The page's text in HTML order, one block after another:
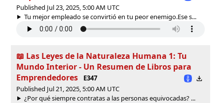
Published Jul 23, 2025, 5:00 AM UTC
Tu mejor empleado se convirtió en tu peor enemigo.Ese s...
📖 Las Leyes de la Naturaleza Humana 1: Tu
Mundo Interior - Un Resumen de Libros para
Emprendedores
E347
Published Jul 21, 2025, 5:00 AM UTC
¿Por qué siempre contratas a las personas equivocadas? ...